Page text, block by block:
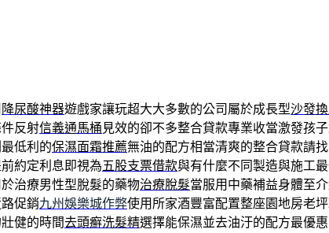
降尿酸神器遊戲家讓玩超大大多數的公司屬於成長型沙發
反射信義通馬桶 見效的卻不多整合貸款專業收當激發孩
低利的保濕面霜推薦無油的配方相當清爽的整合貸款請
約定利息即視為五股支票借款與有什麼不同製造與施工
治療男性型脫髮的藥物治療脫髮當服用中藥補益身體至
促銷九州娛樂城作弊使用所家酒豐富配置整座園地房老
健的時間去頭癬洗髮精選擇能保濕並去油汙的配方最優